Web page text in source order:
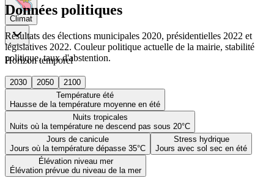
Climat
Horizon temporel
2030 2050
2100
Température été
Hausse de la température moyenne en été
Nuits tropicales
Nuits où la température ne descend pas sous 20°C
Jours de canicule
Jours où la température dépasse 35°C
Stress hydrique
Jours avec sol sec en été
Élévation niveau mer
Élévation prévue du niveau de la mer
Données politiques
Résultats des élections municipales 2020, présidentielles 2022 et
législatives 2022. Couleur politique actuelle de la mairie, stabilité
politique, taux d'abstention.